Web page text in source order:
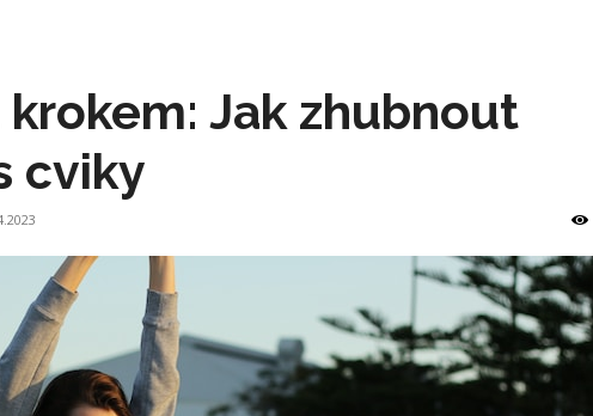
krokem: Jak zhubnout
cviky